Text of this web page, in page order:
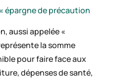
épargne de précaution
aussi appelée «
la somme
pour faire face aux
dépenses de santé,